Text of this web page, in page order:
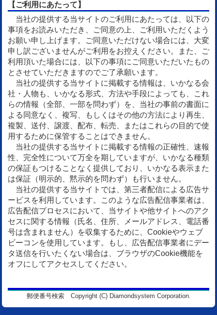
【ご利用にあたって】
当社の提供する当サイトのご利用にあたっては、以下の
事項をお読みいただき、ご同意の上、ご利用いただくよう
お願い申し上げます。ご同意いただけない場合には、大変
申し訳ございませんがご利用をお控えください。また、ご
利用頂いた場合には、以下の事項にご同意いただいたもの
とさせていただきますのでご了承願います。
当社の提供する当サイトに掲載する情報は、いかなる会
社・人物も、いかなる形式、方法や手段によっても、これ
らの情報（全部、一部を問わず）を、当社の事前の書面に
よる同意なく、複写、もしくはその他の方法により再生、
複製、送付、譲渡、配布、転売、またはこれらの目的で使
用するために保管することはできません。
当社の提供する当サイトに掲載する情報の正確性、速報
性、完全性について万全を期していますが、いかなる種類
の保証もつけることなく提供しており、いかなる表示また
は保証（明示的、黙示的を問わず）も行いません。
当社の提供する当サイトでは、第三者配信による広告サ
ービスを利用しています。このような広告配信事業者は、
広告配信プロセスにおいて、当サイトや他サイトへのアク
セスに関する情報（氏名、住所、メールアドレス、電話番
号は含まれません）を収集するために、Cookieやウェブ
ビーコンを使用しています。もし、広告配信事業者にデー
タ送信を行いたくない場合は、ブラウザのCookie機能を
オフにしてアクセスしてください。
郵便番号検索 Copyright (C) Diamondsystem Corporation.